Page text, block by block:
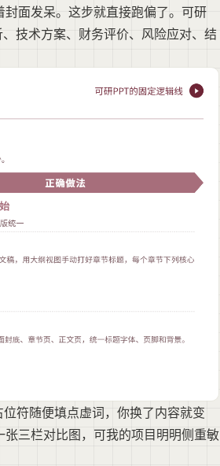
面发呆。这步就直接跑偏了。可研
技术方案、财务评价、风险应对、结
符随便填点虚词，你换了内容就变
三栏对比图，可我的项目明明侧重敏